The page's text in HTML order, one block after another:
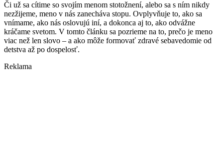
Či už sa cítime so svojím menom stotožnení, alebo sa s ním nikdy
nezžijeme, meno v nás zanecháva stopu. Ovplyvňuje to, ako sa
vnímame, ako nás oslovujú iní, a dokonca aj to, ako odvážne
kráčame svetom. V tomto článku sa pozrieme na to, prečo je meno
viac než len slovo – a ako môže formovať zdravé sebavedomie od
detstva až po dospelosť.
Reklama